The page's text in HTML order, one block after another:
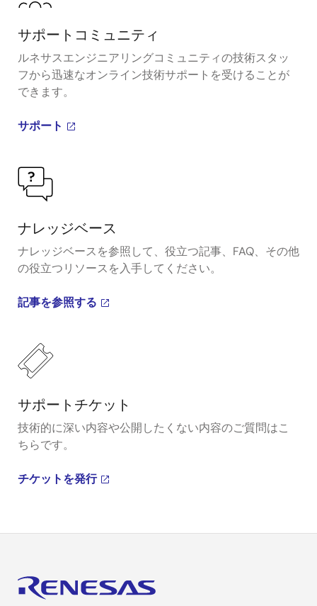
サポートコミュニティ
ルネサスエンジニアリングコミュニティの技術スタッ
フから迅速なオンライン技術サポートを受けることが
できます。
サポート
ナレッジベース
ナレッジベースを参照して、役立つ記事、FAQ、その他
の役立つリソースを入手してください。
記事を参照する
サポートチケット
技術的に深い内容や公開したくない内容のご質問はこ
ちらです。
チケットを発行